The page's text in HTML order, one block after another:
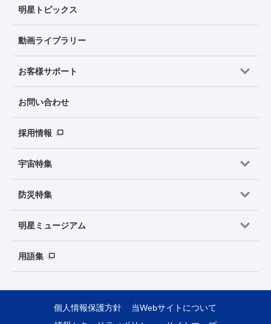
明星トピックス
動画ライブラリー
お客様サポート
お問い合わせ
採用情報
宇宙特集
防災特集
明星ミュージアム
用語集
個人情報保護方針
当Webサイトについて